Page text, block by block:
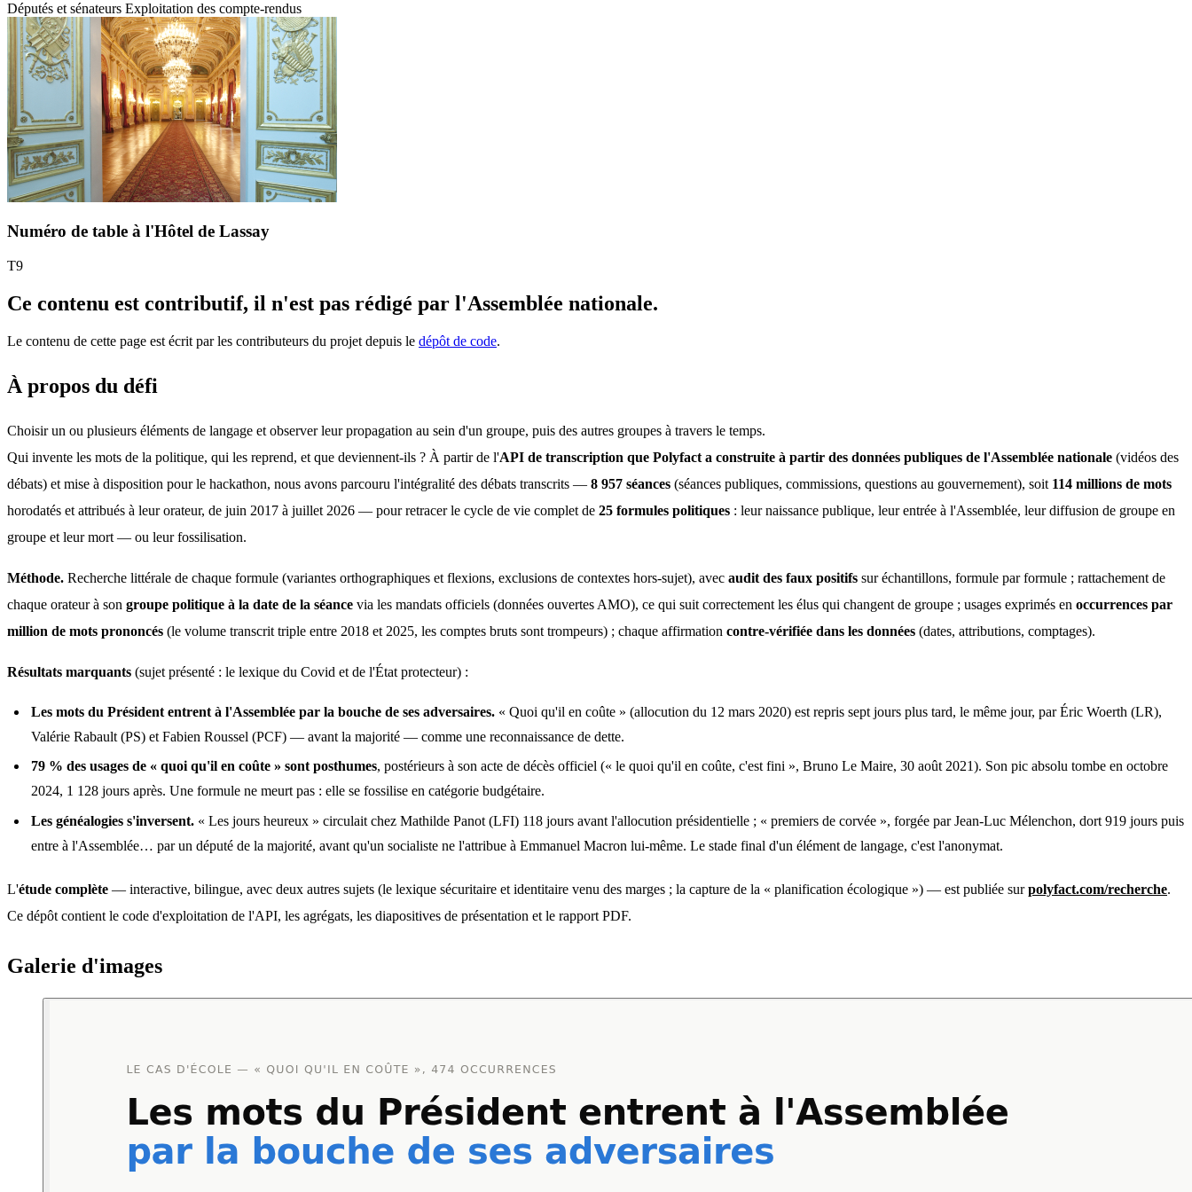
Députés et sénateurs Exploitation des compte-rendus
Numéro de table à l'Hôtel de Lassay
T9
Ce contenu est contributif, il n'est pas rédigé par l'Assemblée nationale.
Le contenu de cette page est écrit par les contributeurs du projet depuis le dépôt de code.
À propos du défi
Choisir un ou plusieurs éléments de langage et observer leur propagation au sein d'un groupe, puis des autres groupes à travers le temps.
Qui invente les mots de la politique, qui les reprend, et que deviennent-ils ? À partir de l'API de transcription que Polyfact a construite à partir des données publiques de l'Assemblée nationale (vidéos des
débats) et mise à disposition pour le hackathon, nous avons parcouru l'intégralité des débats transcrits — 8 957 séances (séances publiques, commissions, questions au gouvernement), soit 114 millions de mots
horodatés et attribués à leur orateur, de juin 2017 à juillet 2026 — pour retracer le cycle de vie complet de 25 formules politiques : leur naissance publique, leur entrée à l'Assemblée, leur diffusion de groupe en
groupe et leur mort — ou leur fossilisation.
Méthode. Recherche littérale de chaque formule (variantes orthographiques et flexions, exclusions de contextes hors-sujet), avec audit des faux positifs sur échantillons, formule par formule ; rattachement de
chaque orateur à son groupe politique à la date de la séance via les mandats officiels (données ouvertes AMO), ce qui suit correctement les élus qui changent de groupe ; usages exprimés en occurrences par
million de mots prononcés (le volume transcrit triple entre 2018 et 2025, les comptes bruts sont trompeurs) ; chaque affirmation contre-vérifiée dans les données (dates, attributions, comptages).
Résultats marquants (sujet présenté : le lexique du Covid et de l'État protecteur) :
Les mots du Président entrent à l'Assemblée par la bouche de ses adversaires. « Quoi qu'il en coûte » (allocution du 12 mars 2020) est repris sept jours plus tard, le même jour, par Éric Woerth (LR),
Valérie Rabault (PS) et Fabien Roussel (PCF) — avant la majorité — comme une reconnaissance de dette.
79 % des usages de « quoi qu'il en coûte » sont posthumes, postérieurs à son acte de décès officiel (« le quoi qu'il en coûte, c'est fini », Bruno Le Maire, 30 août 2021). Son pic absolu tombe en octobre
2024, 1 128 jours après. Une formule ne meurt pas : elle se fossilise en catégorie budgétaire.
Les généalogies s'inversent. « Les jours heureux » circulait chez Mathilde Panot (LFI) 118 jours avant l'allocution présidentielle ; « premiers de corvée », forgée par Jean-Luc Mélenchon, dort 919 jours puis
entre à l'Assemblée… par un député de la majorité, avant qu'un socialiste ne l'attribue à Emmanuel Macron lui-même. Le stade final d'un élément de langage, c'est l'anonymat.
L'étude complète — interactive, bilingue, avec deux autres sujets (le lexique sécuritaire et identitaire venu des marges ; la capture de la « planification écologique ») — est publiée sur polyfact.com/recherche.
Ce dépôt contient le code d'exploitation de l'API, les agrégats, les diapositives de présentation et le rapport PDF.
Galerie d'images